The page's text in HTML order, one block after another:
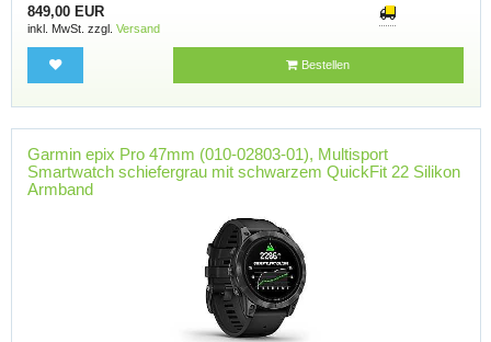
849,00 EUR
inkl. MwSt. zzgl. Versand
Bestellen
Garmin epix Pro 47mm (010-02803-01), Multisport
Smartwatch schiefergrau mit schwarzem QuickFit 22 Silikon
Armband